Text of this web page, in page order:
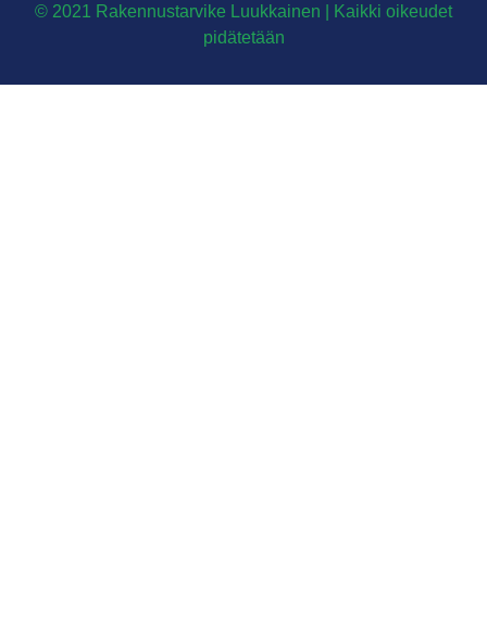
© 2021 Rakennustarvike Luukkainen | Kaikki oikeudet
pidätetään